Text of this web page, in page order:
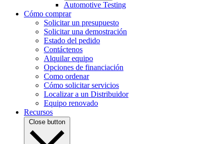
Automotive Testing
Cómo comprar
Solicitar un presupuesto
Solicitar una demostración
Estado del pedido
Contáctenos
Alquilar equipo
Opciones de financiación
Como ordenar
Cómo solicitar servicios
Localizar a un Distribuidor
Equipo renovado
Recursos
Close button